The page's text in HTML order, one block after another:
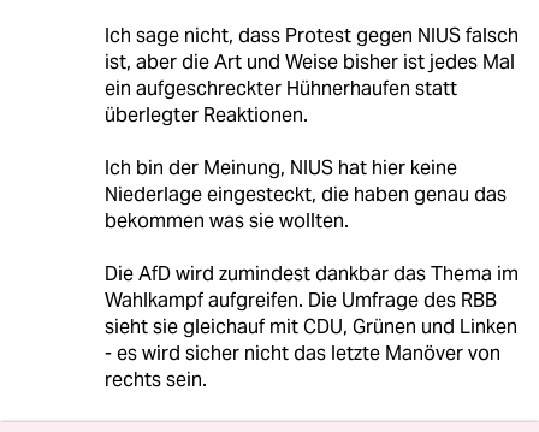
Ich sage nicht, dass Protest gegen NIUS falsch
ist, aber die Art und Weise bisher ist jedes Mal
ein aufgeschreckter Hühnerhaufen statt
überlegter Reaktionen.
Ich bin der Meinung, NIUS hat hier keine
Niederlage eingesteckt, die haben genau das
bekommen was sie wollten.
Die AfD wird zumindest dankbar das Thema im
Wahlkampf aufgreifen. Die Umfrage des RBB
sieht sie gleichauf mit CDU, Grünen und Linken
- es wird sicher nicht das letzte Manöver von
rechts sein.